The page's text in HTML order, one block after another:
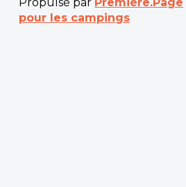
pour les campings